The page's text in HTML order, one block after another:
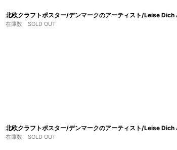
北欧クラフトポスター/デンマークのアーティスト/Leise
在庫数 SOLD OUT
北欧クラフトポスター/デンマークのアーティスト/Leise
在庫数 SOLD OUT